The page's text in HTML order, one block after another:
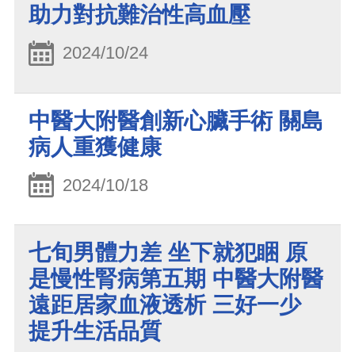
助力對抗難治性高血壓
2024/10/24
中醫大附醫創新心臟手術 關島
病人重獲健康
2024/10/18
七旬男體力差 坐下就犯睏 原
是慢性腎病第五期 中醫大附醫
遠距居家血液透析 三好一少
提升生活品質